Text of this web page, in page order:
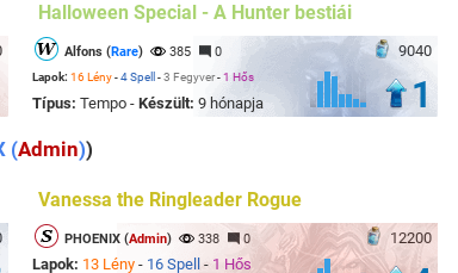
Halloween Special - A Hunter bestiái
9040
Alfons (Rare) 385 0
Lapok: 16 Lény-4 Spell -3 Fegyver-1 Hős
Típus: Tempo - Készült: 9 hónapja 1
(Admin))
Vanessa the Ringleader Rogue
12200
PHOENIX (Admin) 338 0
Lapok: 13 Lény - 16 Spell - 1 Hős